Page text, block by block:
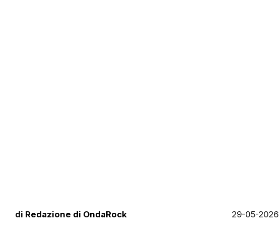
di Redazione di OndaRock 29-05-2026